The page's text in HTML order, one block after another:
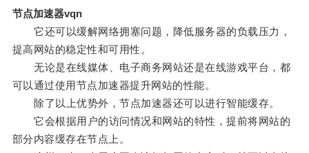
节点加速器vqn
它还可以缓解网络拥塞问题，降低服务器的负载压力，
提高网站的稳定性和可用性。
无论是在线媒体、电子商务网站还是在线游戏平台，都
可以通过使用节点加速器提升网站的性能。
除了以上优势外，节点加速器还可以进行智能缓存。
它会根据用户的访问情况和网站的特性，提前将网站的
部分内容缓存在节点上。